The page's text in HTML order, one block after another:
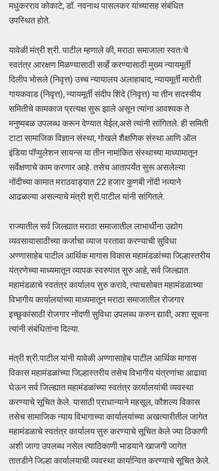
मधुकरराव कोकाटे, डॉ. नवनाथ पासलकर यांच्यासह संबंधित
उपस्थित होते.
यावेळी मंत्री श्री. पाटील म्हणाले की, मराठा समाजाला स्वतःचे
स्वतंत्र आरक्षण मिळण्यासाठी सर्व्हे करण्यासाठी मुख्य न्यायमूर्ती
दिलीप भोसले (निवृत्त) उच्च न्यायालय अलाहाबाद, न्यायमूर्ती मारोती
गायकवाड (निवृत्त), न्यायमूर्ती संदीप शिंदे (निवृत्त) या तीन सदस्यीय
समितीचे कामकाज प्रत्यक्ष सुरू झाले असून त्यांना आवश्यक ते
मनुष्यबळ उपलब्ध करून देण्यात येईल,असे त्यांनी सांगितले. ही समिती
टाटा सामाजिक विज्ञान संस्था, गोखले शैक्षणिक संस्था आणि ऑल
इंडिया पॉप्युलेशन सायन्स या तीन नामांकित संस्थाच्या माध्यामातून
सर्वेक्षणाचे काम करणार आहे. तसेच आतापर्यंत सुरू असलेल्या
नोंदीच्या कामात मराठवाड्यात 22 हजार कुणबी नोंदी नव्याने
आढळल्या असल्याचे मंत्री श्री.पाटील यांनी सांगितले.
राज्यातील सर्व जिल्ह्यात मराठा समाजातील लाभार्थींना उद्योग
व्यवसायासाठीच्या कर्जाचा व्याज परतावा करण्याची सुविधा
अण्णासाहेब पाटील आर्थिक मागास विकास महामंडळांच्या जिल्हास्तरीय
यंत्रणेच्या माध्यमातून व्यापक स्वरुपात सुरु आहे, सर्व जिल्ह्यात
महामंडळाचे स्वतंत्र कार्यालय सुरु करावे, त्याचसोबत महामंडळाच्या
विभागीय कार्यालयांच्या माध्यमातून मराठा समाजातील रोजगार
इच्छुकांसाठी रोजगार नोंदणी सुविधा उपलब्ध करुन द्यावी, अशा सूचना
त्यांनी संबंधितांना दिल्या.
मंत्री श्री.पाटील यांनी यावेळी अण्णासाहेब पाटील आर्थिक मागास
विकास महामंडळांच्या जिल्हास्तरीय तसेच विभागीय यंत्रणांचा आढावा
घेऊन सर्व जिल्ह्यात महामंडळांच्या स्वतंत्र कार्यालयांची व्यवस्था
करण्याचे सूचित केले. यासाठी प्राधान्याने महसूल, कौशल्य विकास
तसेच सामाजिक न्याय विभागाच्या कार्यालयांच्या अखत्यारीतील जागेत
महामंडळाचे स्वतंत्र कार्यालय सुरु करण्याचे सूचित केले ज्या ठिकाणी
अशी जागा उपलब्ध नसेल त्याठिकाणी भाडयाने खाजगी जागेत
तातडीने जिल्हा कार्यालयाची व्यवस्था कार्यान्वित करण्याचे सूचित केले.